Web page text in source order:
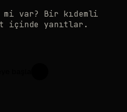
var? Bir kıdemli
içinde yanıtlar.